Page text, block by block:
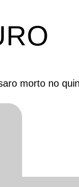
morto no